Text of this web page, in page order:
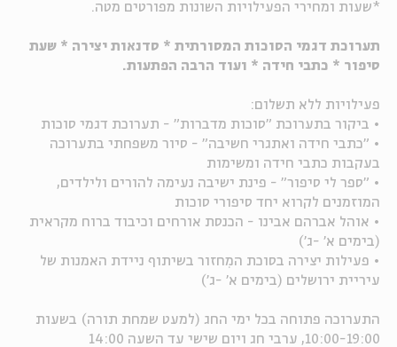
*שעות ומחירי הפעילויות השונות מפורטים מטה.
תערוכת דגמי הסוכות המסורתית * סדנאות יצירה * שעת
סיפור * כתבי חידה * ועוד הרבה הפתעות.
פעילויות ללא תשלום:
• ביקור בתערוכת "סוכות מדברות" - תערוכת דגמי סוכות
• "כתבי חידה ואתגרי חשיבה" - סיור משפחתי בתערוכה
בעקבות כתבי חידה ומשימות
• "ספר לי סיפור" - פינת ישיבה נעימה להורים ולילדים,
המוזמנים לקרוא יחד סיפורי סוכות
• אוהל אברהם אבינו - הכנסת אורחים וכיבוד ברוח מקראית
(בימים א' -ג')
• פעילות יצירה בסוכת המִחזור בשיתוף ניידת האמנות של
עיריית ירושלים (בימים א' -ג')
התערוכה פתוחה בכל ימי החג (למעט שמחת תורה) בשעות
10:00-19:00, ערבי חג ויום שישי עד השעה 14:00